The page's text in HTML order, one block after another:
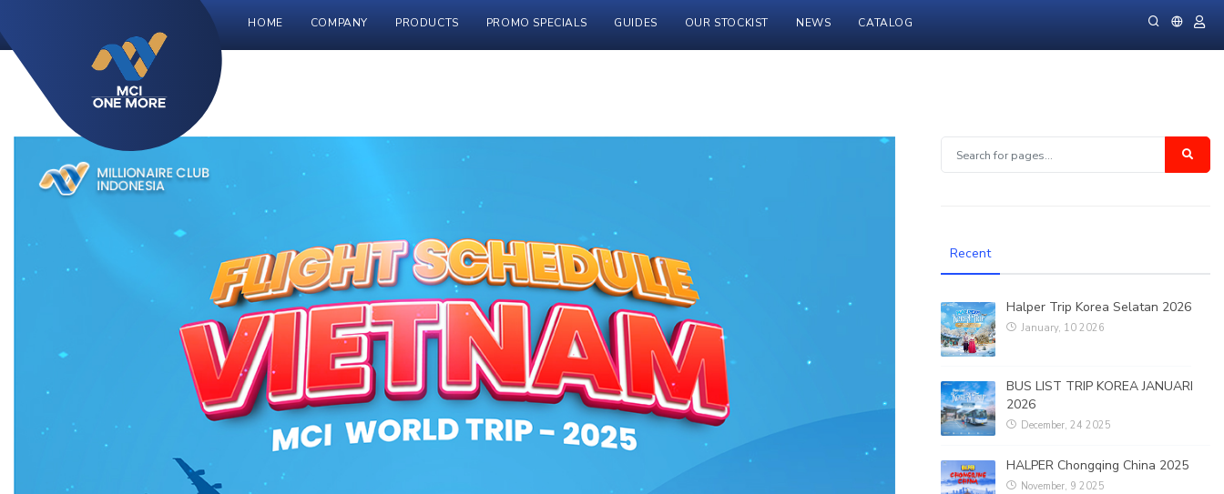
HOME COMPANY PRODUCTS PROMO SPECIALS GUIDES OUR STOCKIST NEWS CATALOG
Recent
Halper Trip Korea Selatan 2026
January, 10 2026
BUS LIST TRIP KOREA JANUARI
2026
December, 24 2025
HALPER Chongqing China 2025
November, 9 2025